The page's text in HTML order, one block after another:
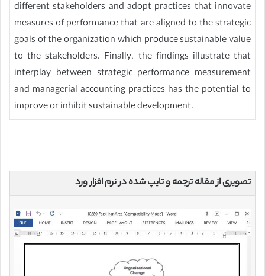
different stakeholders and adopt practices that innovate
measures of performance that are aligned to the strategic
goals of the organization which produce sustainable value
to the stakeholders. Finally, the findings illustrate that
interplay between strategic performance measurement
and managerial accounting practices has the potential to
improve or inhibit sustainable development.
تصویری از مقاله ترجمه و تایپ شده در نرم افزار ورد